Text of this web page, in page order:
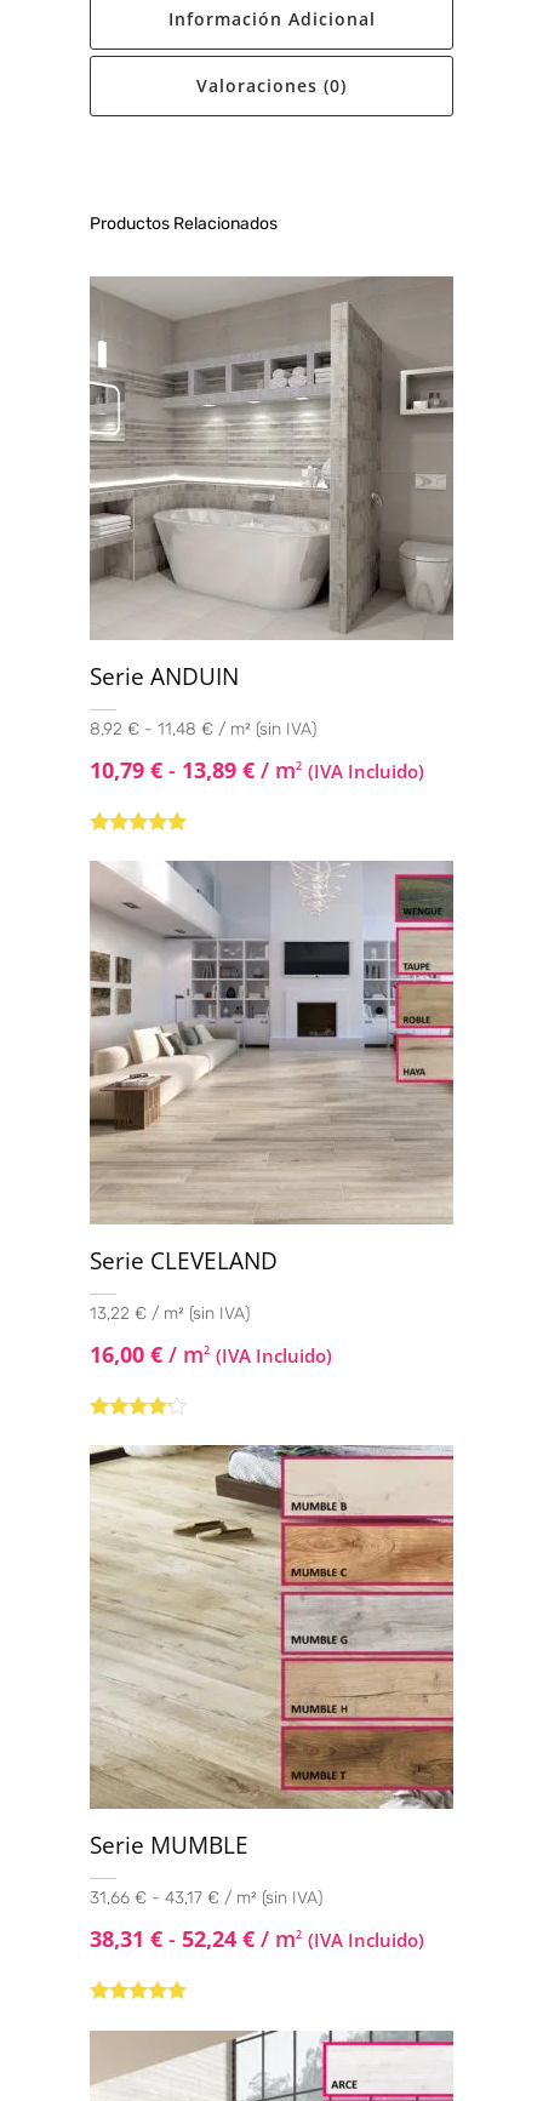
Información Adicional
Valoraciones (0)
Productos Relacionados
Serie ANDUIN
8,92 € - 11,48 € / m² (sin IVA)
10,79 € - 13,89 € / m2 (IVA Incluido)
con4.75
de
Serie CLEVELAND
13,22 € / m² (sin IVA)
16,00 € / m2 (IVA Incluido)
con4.00
de 5
Serie MUMBLE
31,66 € - 43,17 € / m² (sin IVA)
38,31 € - 52,24 € / m2 (IVA Incluido)
5.00de 5